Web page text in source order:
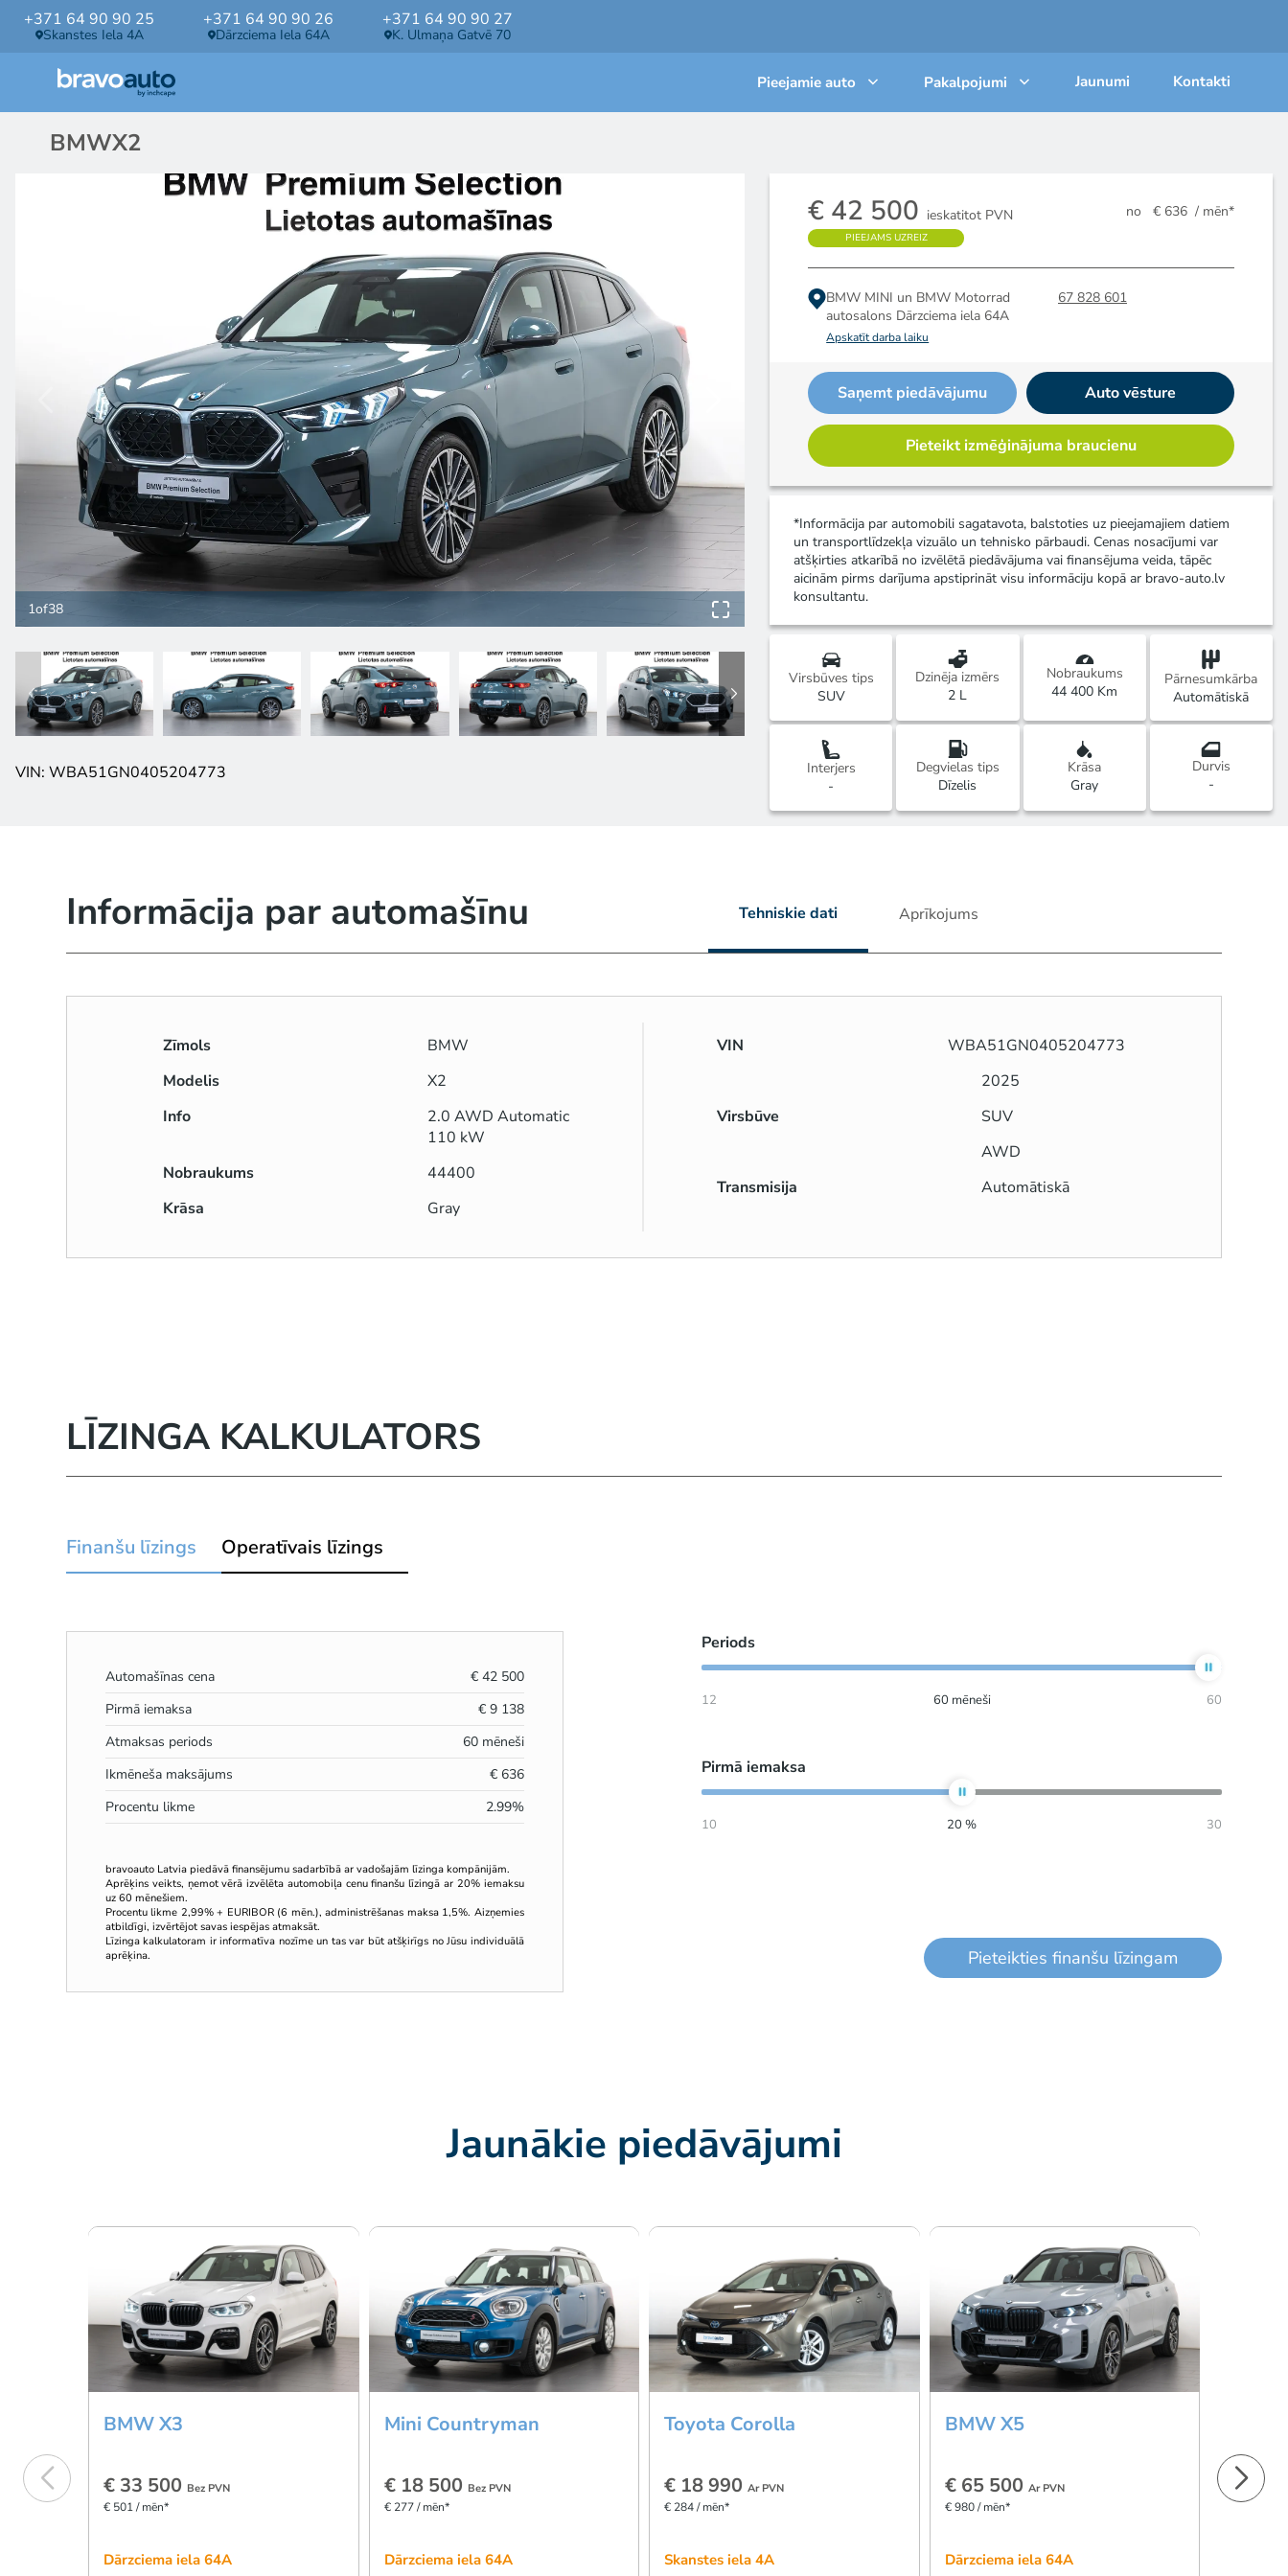
+371 64 90 90 25
Skanstes Iela 4A
+371 64 90 90 26
Dārzciema Iela 64A
+371 64 90 90 27
K. Ulmaņa Gatvē 70
Pieejamie auto Pakalpojumi Jaunumi Kontakti
BMWX2
1of38
VIN: WBA51GN0405204773
€ 42 500 ieskatitot PVN no € 636 / mēn*
PIEEJAMS UZREIZ
BMW MINI un BMW Motorrad
autosalons Dārzciema iela 64A
Apskatīt darba laiku
67 828 601
Saņemt piedāvājumu Auto vēsture
Pieteikt izmēģinājuma braucienu
*Informācija par automobili sagatavota, balstoties uz pieejamajiem datiem
un transportlīdzekļa vizuālo un tehnisko pārbaudi. Cenas nosacījumi var
atšķirties atkarībā no izvēlētā piedāvājuma vai finansējuma veida, tāpēc
aicinām pirms darījuma apstiprināt visu informāciju kopā ar bravo-auto.lv
konsultantu.
Virsbūves tips
SUV
Dzinēja izmērs
2 L
Nobraukums
44 400 Km
Pārnesumkārba
Automātiskā
Interjers
-
Degvielas tips
Dīzelis
Krāsa
Gray
Durvis
-
Informācija par automašīnu Tehniskie dati Aprīkojums
Zīmols
BMW
Modelis
X2
Info
2.0 AWD Automatic
110 kW
Nobraukums
44400
Krāsa
Gray
VIN
WBA51GN0405204773
2025
Virsbūve
SUV
AWD
Transmisija
Automātiskā
LĪZINGA KALKULATORS
Finanšu līzings Operatīvais līzings
Automašīnas cena € 42 500
Pirmā iemaksa
€ 9 138
Atmaksas periods
60mēneši
Ikmēneša maksājums
€ 636
Procentu likme
2.99%
bravoauto Latvia piedāvā finansējumu sadarbībā ar vadošajām līzinga kompānijām.
Aprēķins veikts, ņemot vērā izvēlēta automobiļa cenu finanšu līzingā ar 20% iemaksu
uz 60 mēnešiem.
Procentu likme 2,99% + EURIBOR (6 mēn.), administrēšanas maksa 1,5%. Aizņemies
atbildīgi, izvērtējot savas iespējas atmaksāt.
Līzinga kalkulatoram ir informatīva nozīme un tas var būt atšķirīgs no Jūsu individuālā
aprēķina.
Periods
12 60 mēneši 60
Pirmā iemaksa
10 20 % 30
Pieteikties finanšu līzingam
Jaunākie piedāvājumi
BMW X3
€ 33 500 Bez PVN
€ 501 / mēn*
Dārzciema iela 64A
Mini Countryman
€ 18 500 Bez PVN
€ 277 / mēn*
Dārzciema iela 64A
Toyota Corolla
€ 18 990Ar PVN
€ 284 / mēn*
Skanstes iela 4A
BMW X5
€ 65 500 Ar PVN
€ 980 / mēn*
Dārzciema iela 64A
€ 23
€ 359 /